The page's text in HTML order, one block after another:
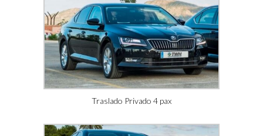
Traslado Privado 4 pax